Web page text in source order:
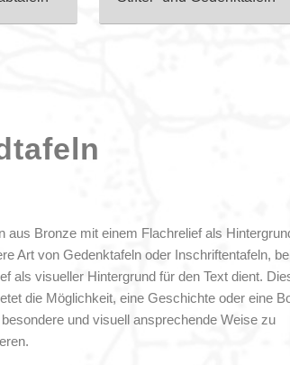
aus Bronze mit einem Flachrelief als
Art von Gedenktafeln oder Inschriftentafeln,
als visueller Hintergrund für den Text dient.
die Möglichkeit, eine Geschichte oder eine
und visuell ansprechende Weise zu